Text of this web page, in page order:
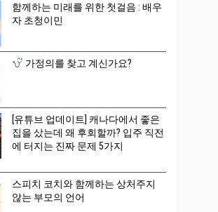
함께하는 미래를 위한 첫걸음 : 배우
자 초청이민
가정의를 찾고 계신가요?
[유튜브 업데이트] 캐나다에서 좋은
집을 샀는데 왜 후회할까? 입주 직전
에 터지는 진짜 문제 5가지
스피치 코치와 함께하는 상처주지
않는 부모의 언어